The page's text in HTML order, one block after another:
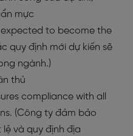
mực
expected to become the
quy định mới dự kiến sẽ
ngành.)
thủ
compliance with all
(Công ty đảm bảo
và quy định địa